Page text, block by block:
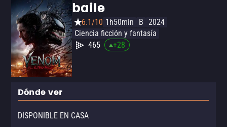
baile
6.1/10 1h50min B 2024
Ciencia ficción y fantasía
465
+28
Dónde ver
DISPONIBLE EN CASA